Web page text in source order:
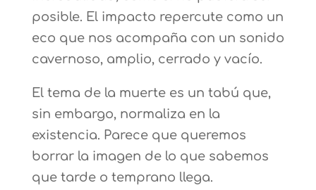
posible. El impacto repercute como un
eco que nos acompaña con un sonido
cavernoso, amplio, cerrado y vacío.
El tema de la muerte es un tabú que,
sin embargo, normaliza en la
existencia. Parece que queremos
borrar la imagen de lo que sabemos
que tarde o temprano llega.